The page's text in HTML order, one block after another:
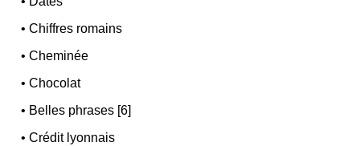
•Chiffres romains
•Cheminée
•Chocolat
• Belles phrases [6]
•Crédit lyonnais